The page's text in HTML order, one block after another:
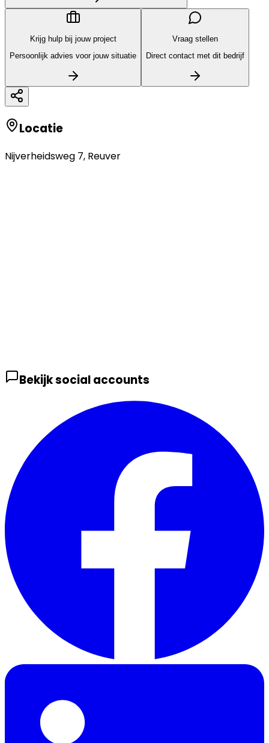
Krijg hulp bij jouw project
Persoonlijk advies voor jouw situatie
Vraag stellen
Direct contact met dit bedrijf
Locatie
Nijverheidsweg 7, Reuver
Bekijk social accounts